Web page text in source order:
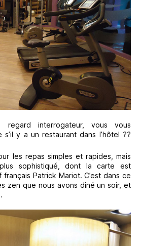
interrogateur, vous vous
y a un restaurant dans l’hôtel ??
les repas simples et rapides, mais
sophistiqué, dont la carte est
Patrick Mariot. C’est dans ce
zen que nous avons dîné un soir, et